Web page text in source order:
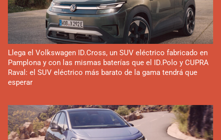
Llega el Volkswagen ID.Cross, un SUV eléctrico fabricado en
Pamplona y con las mismas baterías que el ID.Polo y CUPRA
Raval: el SUV eléctrico más barato de la gama tendrá que
esperar